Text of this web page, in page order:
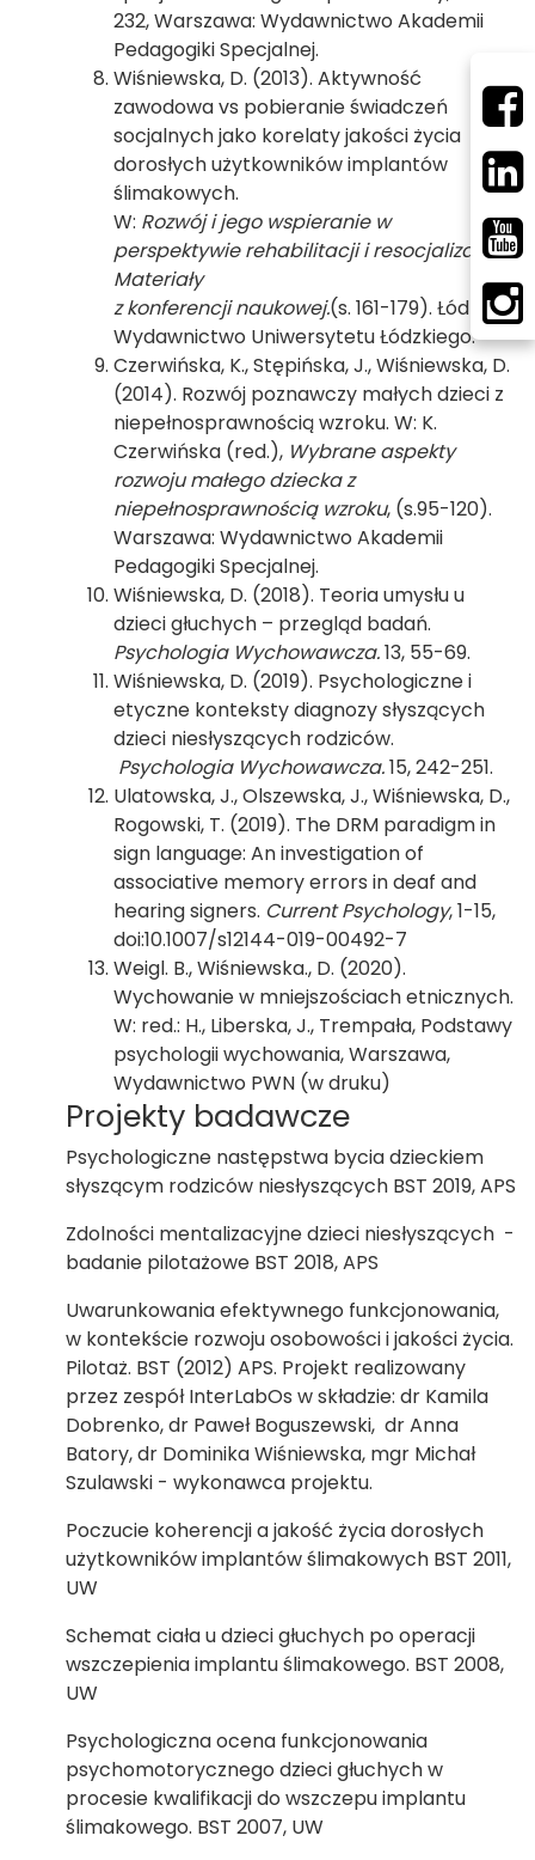
232, Warszawa: Wydawnictwo Akademii
Pedagogiki Specjalnej.
Wiśniewska, D. (2013). Aktywność
zawodowa vs pobieranie świadczeń
socjalnych jako korelaty jakości życia
dorosłych użytkowników implantów
ślimakowych.
W: Rozwój i jego wspieranie w
perspektywie rehabilitacji i resocjalizacji.
Materiały
z konferencji naukowej.(s. 161-179). Łódź:
Wydawnictwo Uniwersytetu Łódzkiego.
Czerwińska, K., Stępińska, J., Wiśniewska, D.
(2014). Rozwój poznawczy małych dzieci z
niepełnosprawnością wzroku. W: K.
Czerwińska (red.), Wybrane aspekty
rozwoju małego dziecka z
niepełnosprawnością wzroku, (s.95-120).
Warszawa: Wydawnictwo Akademii
Pedagogiki Specjalnej.
Wiśniewska, D. (2018). Teoria umysłu u
dzieci głuchych – przegląd badań.
Psychologia Wychowawcza.13, 55-69.
Wiśniewska, D. (2019). Psychologiczne i
etyczne konteksty diagnozy słyszących
dzieci niesłyszących rodziców.
Psychologia Wychowawcza.15, 242-251.
Ulatowska, J., Olszewska, J., Wiśniewska, D.,
Rogowski, T. (2019). The DRM paradigm in
sign language: An investigation of
associative memory errors in deaf and
hearing signers. Current Psychology, 1-15,
doi:10.1007/s12144-019-00492-7
Weigl. B., Wiśniewska., D. (2020).
Wychowanie w mniejszościach etnicznych.
W: red.: H., Liberska, J., Trempała, Podstawy
psychologii wychowania, Warszawa,
Wydawnictwo PWN (w druku)
Projekty badawcze
Psychologiczne następstwa bycia dzieckiem
słyszącym rodziców niesłyszących BST 2019, APS
Zdolności mentalizacyjne dzieci niesłyszących -
badanie pilotażowe BST 2018, APS
Uwarunkowania efektywnego funkcjonowania,
w kontekście rozwoju osobowości i jakości życia.
Pilotaż. BST (2012) APS. Projekt realizowany
przez zespół InterLabOs w składzie: dr Kamila
Dobrenko, dr Paweł Boguszewski, dr Anna
Batory, dr Dominika Wiśniewska, mgr Michał
Szulawski - wykonawca projektu.
Poczucie koherencji a jakość życia dorosłych
użytkowników implantów ślimakowych BST 2011,
UW
Schemat ciała u dzieci głuchych po operacji
wszczepienia implantu ślimakowego. BST 2008,
UW
Psychologiczna ocena funkcjonowania
psychomotorycznego dzieci głuchych w
procesie kwalifikacji do wszczepu implantu
ślimakowego. BST 2007, UW